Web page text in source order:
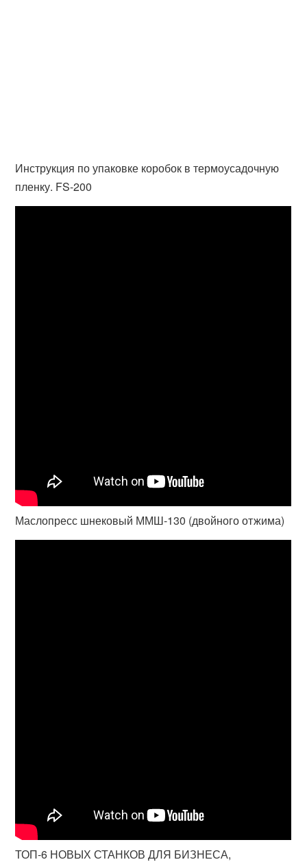
Инструкция по упаковке коробок в термоусадочную
пленку. FS-200
Маслопресс шнековый ММШ-130 (двойного отжима)
ТОП-6 НОВЫХ СТАНКОВ ДЛЯ БИЗНЕСА,